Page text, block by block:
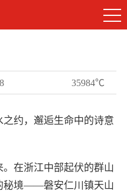
35984℃
约，邂逅生命中的诗意
在浙江中部起伏的群山
秘境——磐安仁川镇天山